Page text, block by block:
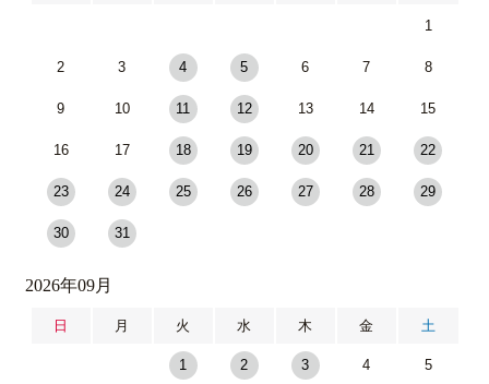
1
2 3 4 5 6 7 8
9 10 11 12 13 14 15
16 17 18 19 20 21 22
23 24 25 26 27 28 29
30 31
2026年09月
日 月 火 水 木 金 土
1 2 3 4 5